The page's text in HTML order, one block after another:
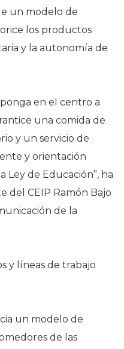
un modelo de
los productos
y la autonomía de
en el centro a
una comida de
y un servicio de
y orientación
Ley de Educación”, ha
del CEIP Ramón Bajo
de la
y líneas de trabajo
un modelo de
de las